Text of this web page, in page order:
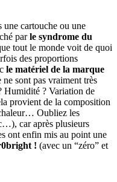
une cartouche ou une
parle syndrome du
tout le monde voit de quoi
des proportions
le matériel de la marque
ne sont pas vraiment très
Humidité ? Variation de
provient de la composition
Oubliez les
car après plusieurs
ont enfin mis au point une
! (avec un “zéro” et